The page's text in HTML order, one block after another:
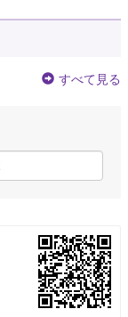
すべて見る